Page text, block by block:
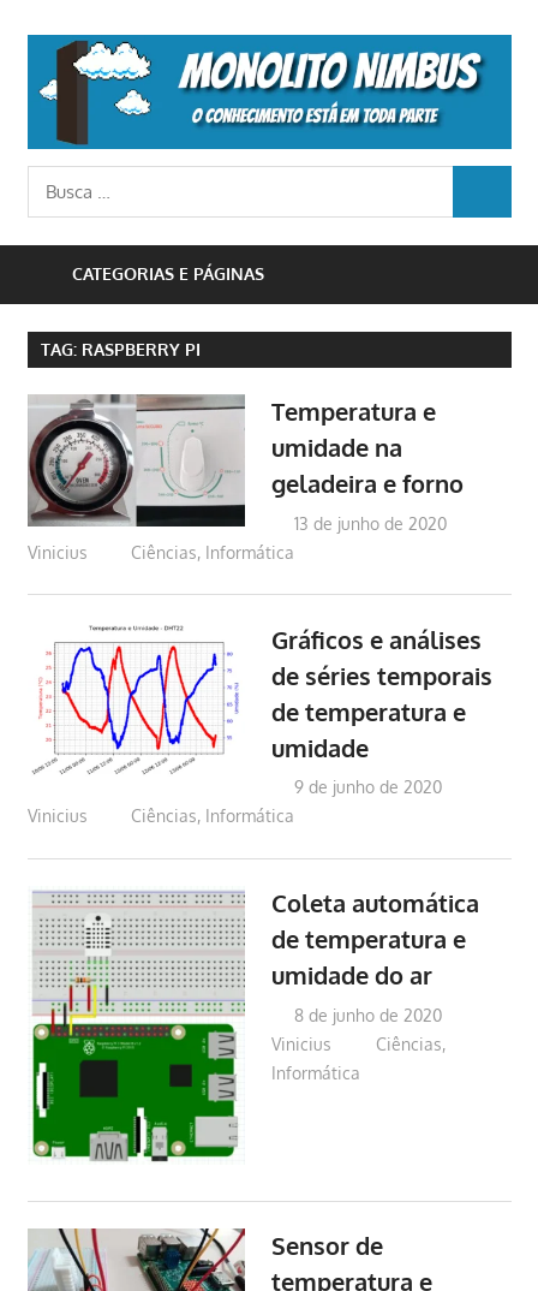
content
o
conhecimento
parte
Busca
para:
CATEGORIAS E PÁGINAS
TAG: RASPBERRY PI
Temperatura e
umidade na
geladeira e forno
13 de junho de 2020
Vinicius
Ciências, Informática
Gráficos e análises
de séries temporais
de temperatura e
umidade
9 de junho de 2020
Vinicius
Ciências, Informática
Coleta automática
de temperatura e
umidade do ar
8 de junho de 2020
Vinicius
Ciências,
Informática
Sensor de
temperatura e